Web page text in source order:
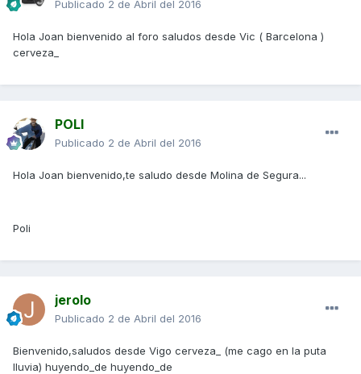
Publicado 2 de Abril del 2016
Hola Joan bienvenido al foro saludos desde Vic ( Barcelona )
cerveza_
POLI
Publicado 2 de Abril del 2016
Hola Joan bienvenido,te saludo desde Molina de Segura...
Poli
jerolo
Publicado 2 de Abril del 2016
Bienvenido,saludos desde Vigo cerveza_ (me cago en la puta
lluvia) huyendo_de huyendo_de